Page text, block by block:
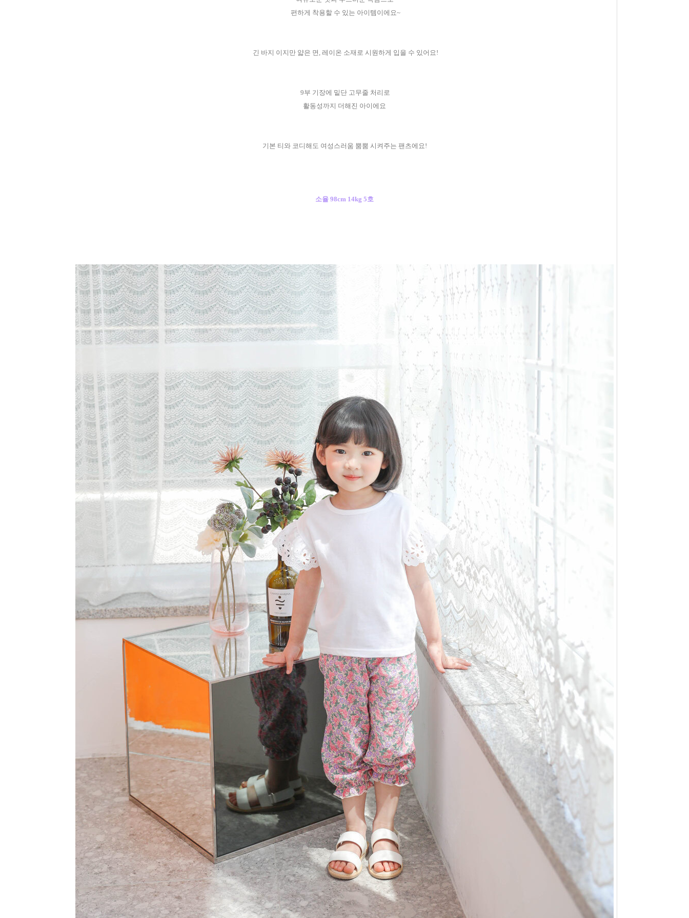
편하게 착용할 수 있는 아이템이에요~
긴 바지 이지만 얇은 면, 레이온 소재로 시원하게 입을 수 있어요!
9부 기장에 밑단 고무줄 처리로
활동성까지 더해진 아이에요
기본 티와 코디해도 여성스러움 뿜뿜 시켜주는 팬츠에요!
소율 98cm 14kg 5호